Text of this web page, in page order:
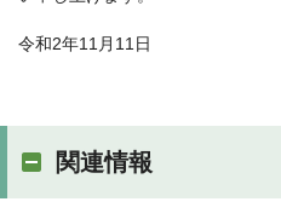
令和2年11月11日
関連情報